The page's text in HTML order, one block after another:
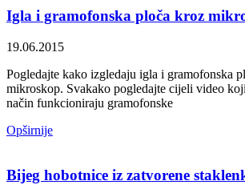
Igla i gramofonska ploča kroz
19.06.2015
Pogledajte kako izgledaju igla i gramofonska
mikroskop. Svakako pogledajte cijeli video
način funkcioniraju gramofonske
Opširnije
Bijeg hobotnice iz zatvorene